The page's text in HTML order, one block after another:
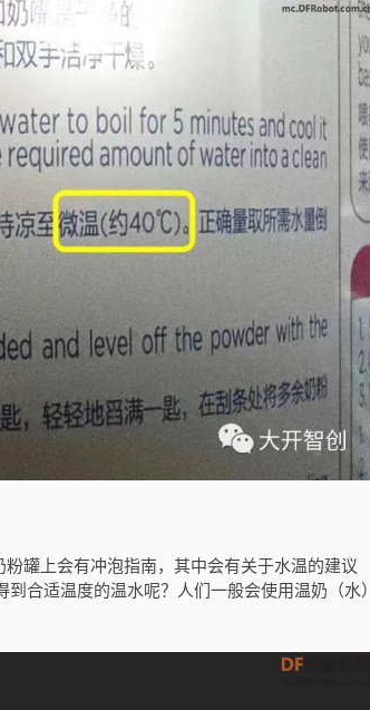
罐上会有冲泡指南，其中会有关于水温的建议
合适温度的温水呢？人们一般会使用温奶（水）